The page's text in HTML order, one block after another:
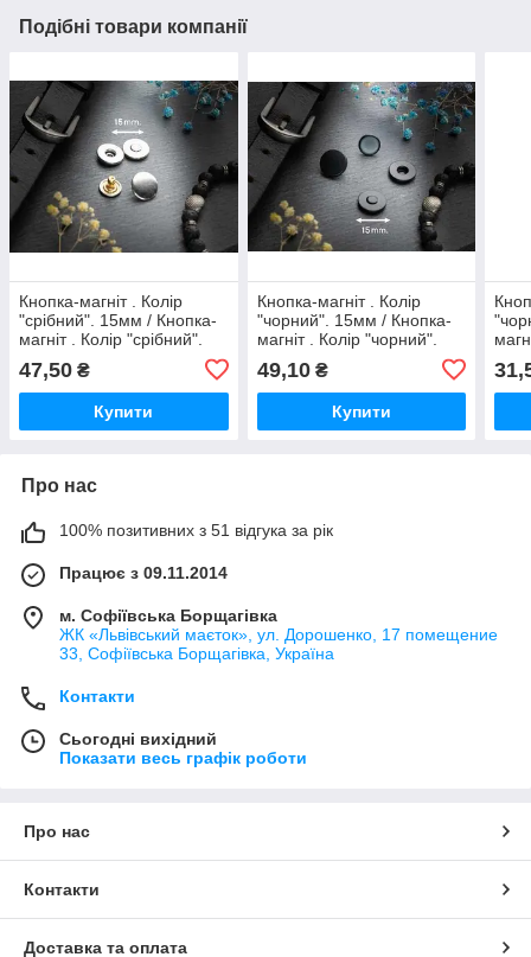
Подібні товари компанії
Кнопка-магніт . Колір
"срібний". 15мм / Кнопка-
магніт . Колір "срібний".
47,50 ₴
Купити
Кнопка-магніт . Колір
"чорний". 15мм / Кнопка-
магніт . Колір "чорний".
49,10₴
Купити
Про нас
100% позитивних з 51 відгука за рік
Працює з 09.11.2014
м. Софіївська Борщагівка
ЖК «Львівський маєток», ул. Дорошенко, 17 помещение
33, Софіївська Борщагівка, Україна
Контакти
Сьогодні вихідний
Показати весь графік роботи
Про нас
Контакти
Доставка та оплата